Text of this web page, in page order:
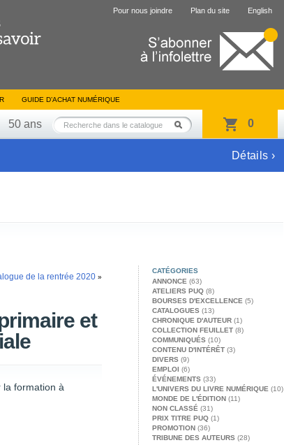
Pour nous joindre Plan du site English
GUIDE D’ACHAT NUMÉRIQUE
50 ans 0
Détails ›
de la rentrée 2020 »
et
la formation à
CATÉGORIES
ANNONCE (63)
ATELIERS PUQ (8)
BOURSES D'EXCELLENCE (5)
CATALOGUES (13)
CHRONIQUE D'AUTEUR (1)
COLLECTION FEUILLET (8)
COMMUNIQUÉS (10)
CONTENU D'INTÉRÊT (3)
DIVERS (9)
EMPLOI (6)
ÉVÉNEMENTS (33)
L'UNIVERS DU LIVRE NUMÉRIQUE (10)
MONDE DE L'ÉDITION (11)
NON CLASSÉ (31)
PRIX TITRE PUQ (1)
PROMOTION (36)
TRIBUNE DES AUTEURS (28)